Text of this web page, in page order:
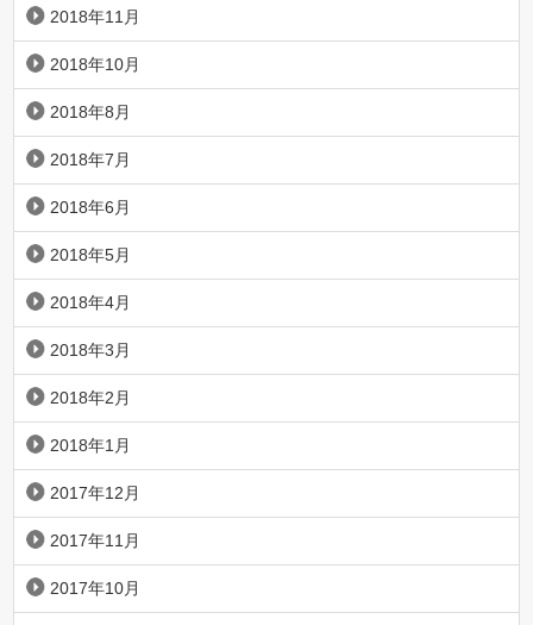
2018年11月
2018年10月
2018年8月
2018年7月
2018年6月
2018年5月
2018年4月
2018年3月
2018年2月
2018年1月
2017年12月
2017年11月
2017年10月